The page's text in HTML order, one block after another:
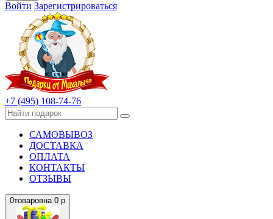
Войти Зарегистрироваться
+7 (495) 108-74-76
САМОВЫВОЗ
ДОСТАВКА
ОПЛАТА
КОНТАКТЫ
ОТЗЫВЫ
0товаровна 0 р